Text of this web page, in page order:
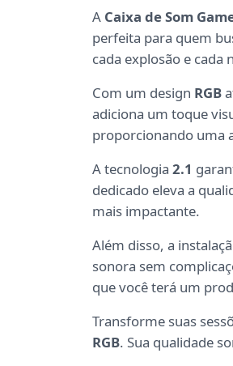
A Caixa de Som
perfeita para quem
cada explosão e cada
Com um design RGB
adiciona um toque
proporcionando uma
A tecnologia 2.1
dedicado eleva a
mais impactante.
Além disso, a
sonora sem
que você terá um
Transforme suas
RGB. Sua qualidade